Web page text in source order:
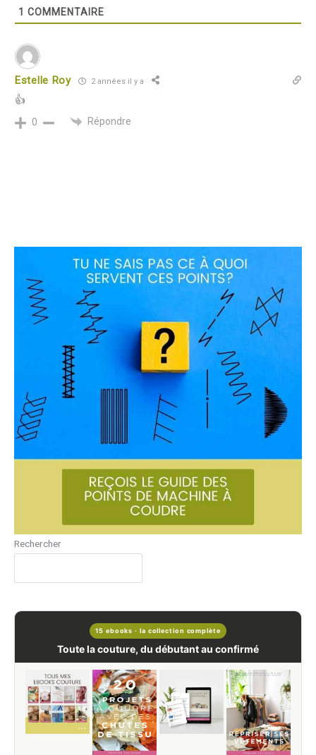
1 COMMENTAIRE
Estelle Roy 2 années il y a
👍
0 Répondre
Rechercher
15 ebooks · la collection complète
Toute la couture, du débutant au confirmé